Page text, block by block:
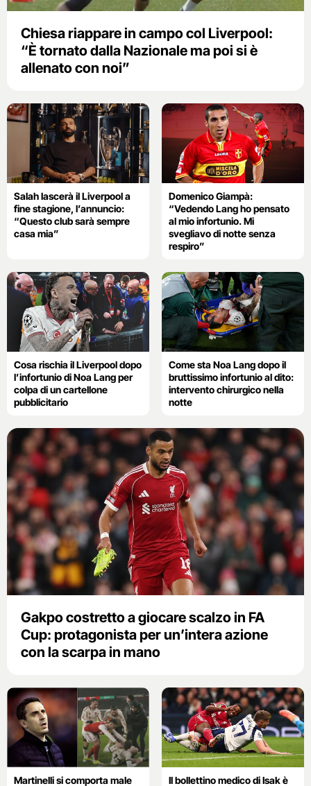
Chiesa riappare in campo col Liverpool:
“È tornato dalla Nazionale ma poi si è
allenato con noi”
Salah lascerà il Liverpool a
fine stagione, l’annuncio:
“Questo club sarà sempre
casa mia”
Domenico Giampà:
“Vedendo Lang ho pensato
al mio infortunio. Mi
svegliavo di notte senza
respiro”
Cosa rischia il Liverpool dopo
l’infortunio di Noa Lang per
colpa di un cartellone
pubblicitario
Come sta Noa Lang dopo il
bruttissimo infortunio al dito:
intervento chirurgico nella
notte
Gakpo costretto a giocare scalzo in FA
Cup: protagonista per un’intera azione
con la scarpa in mano
Martinelli si comporta male Il bollettino medico di Isak è